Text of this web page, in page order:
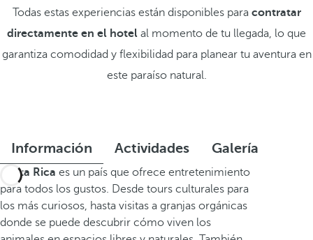
Todas estas experiencias están disponibles para contratar
directamente en el hotel al momento de tu llegada, lo que
garantiza comodidad y flexibilidad para planear tu aventura en
este paraíso natural.
Información Actividades Galería
Costa Rica es un país que ofrece entretenimiento
para todos los gustos. Desde tours culturales para
los más curiosos, hasta visitas a granjas orgánicas
donde se puede descubrir cómo viven los